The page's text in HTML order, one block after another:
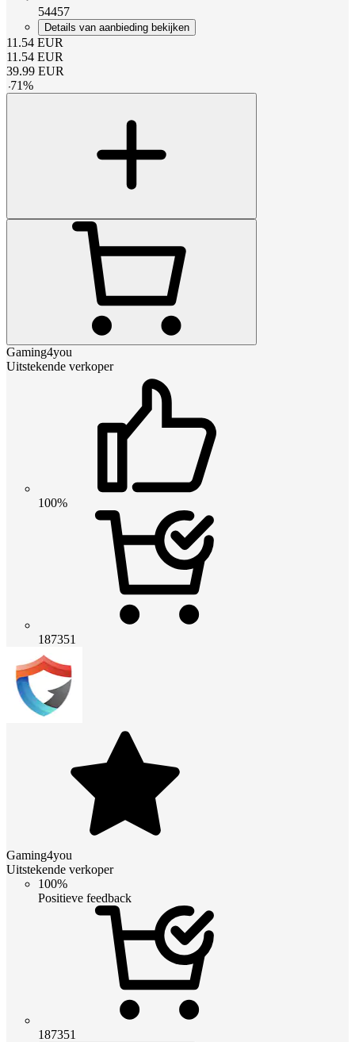
54457
Details van aanbieding bekijken
11.54 EUR
11.54 EUR
39.99 EUR
-71%
Gaming4you
Uitstekende verkoper
100%
187351
Gaming4you
Uitstekende verkoper
100%
Positieve feedback
187351